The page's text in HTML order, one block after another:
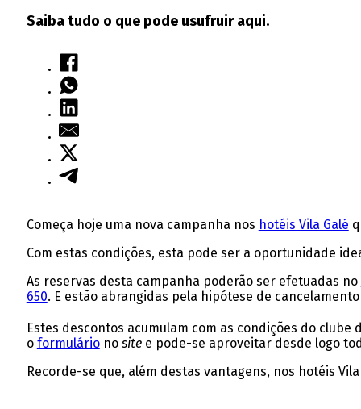
Saiba tudo o que pode usufruir aqui.
Começa hoje uma nova campanha nos hotéis Vila Galé
Com estas condições, esta pode ser a oportunidade
As reservas desta campanha poderão ser efetuadas no
650. E estão abrangidas pela hipótese de
Estes descontos acumulam com as condições do
o formuláriono sitee pode-se aproveitar desde logo
Recorde-se que, além destas vantagens, nos hotéis